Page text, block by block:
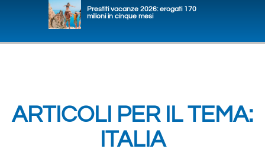
Prestiti vacanze 2026: erogati 170
milioni in cinque mesi
ARTICOLI PER IL TEMA:
ITALIA